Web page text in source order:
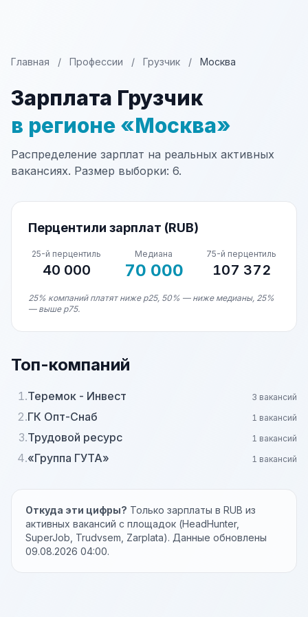
Главная / Профессии / Грузчик / Москва
Зарплата Грузчик
в регионе «Москва»
Распределение зарплат на реальных активных
вакансиях. Размер выборки: 6.
Перцентили зарплат (RUB)
25-й перцентиль
40 000
Медиана
70 000
75-й перцентиль
107 372
25% компаний платят ниже p25, 50% — ниже медианы, 25%
— выше p75.
Топ-компаний
1.Теремок - Инвест 3 вакансий
2.ГК Опт-Снаб 1 вакансий
3.Трудовой ресурс 1 вакансий
4.«Группа ГУТА» 1 вакансий
Откуда эти цифры? Только зарплаты в RUB из
активных вакансий с площадок (HeadHunter,
SuperJob, Trudvsem, Zarplata). Данные обновлены
09.08.2026 04:00.